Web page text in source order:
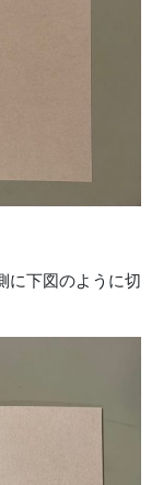
に下図のように切